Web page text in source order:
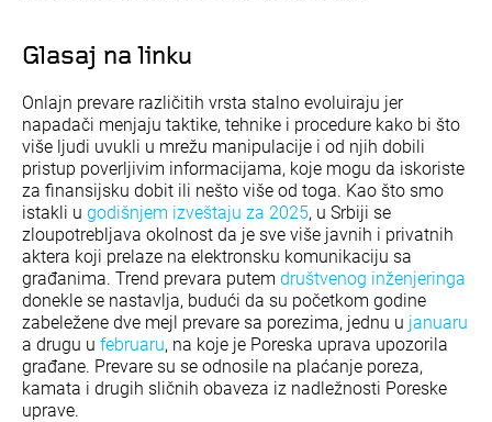
Glasaj na linku
Onlajn prevare različitih vrsta stalno evoluiraju jer
napadači menjaju taktike, tehnike i procedure kako bi što
više ljudi uvukli u mrežu manipulacije i od njih dobili
pristup poverljivim informacijama, koje mogu da iskoriste
za finansijsku dobit ili nešto više od toga. Kao što smo
istakli u godišnjem izveštaju za 2025, u Srbiji se
zloupotrebljava okolnost da je sve više javnih i privatnih
aktera koji prelaze na elektronsku komunikaciju sa
građanima. Trend prevara putem društvenog inženjeringa
donekle se nastavlja, budući da su početkom godine
zabeležene dve mejl prevare sa porezima, jednu u januaru
a drugu u februaru, na koje je Poreska uprava upozorila
građane. Prevare su se odnosile na plaćanje poreza,
kamata i drugih sličnih obaveza iz nadležnosti Poreske
uprave.